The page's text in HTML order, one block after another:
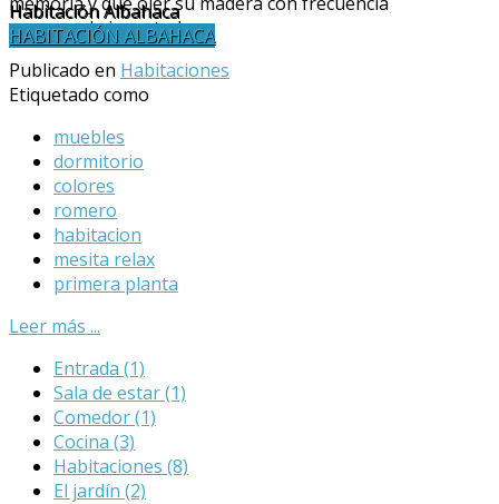
Habitación Albahaca
HABITACIÓN ALBAHACA
conserva la juventud.
Publicado en Habitaciones
Etiquetado como
muebles
dormitorio
colores
romero
habitacion
mesita relax
primera planta
Leer más ...
Entrada (1)
Sala de estar(1)
Comedor(1)
Cocina (3)
Habitaciones (8)
El jardín (2)